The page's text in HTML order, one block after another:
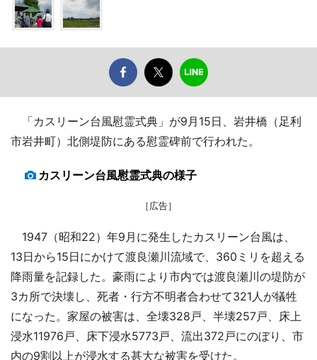
「カスリーン台風慰霊式典」が9月15日、岩井橋（足利
市岩井町）北側堤防にある慰霊碑前で行われた。
カスリーン台風慰霊式典の様子
［広告］
1947（昭和22）年9月に発生したカスリーン台風は、
13日から15日にかけて渡良瀬川流域で、360ミリを超える
降雨量を記録した。豪雨により市内では渡良瀬川の堤防が
3カ所で決壊し、死者・行方不明者合わせて321人が犠牲
になった。家屋の被害は、全壊328戸、半壊257戸、床上
浸水11976戸、床下浸水5773戸、流出372戸にのぼり、市
内の9割以上が浸水する甚大な被害を受けた。